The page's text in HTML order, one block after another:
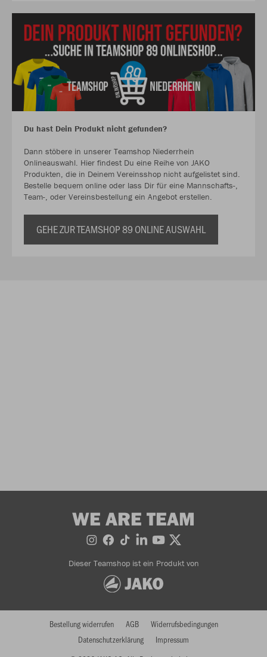
Du hast Dein Produkt nicht gefunden?
Dann stöbere in unserer Teamshop Niederrhein
Onlineauswahl. Hier findest Du eine Reihe von JAKO
Produkten, die in Deinem Vereinsshop nicht aufgelistet sind.
Bestelle bequem online oder lass Dir für eine Mannschafts-,
Team-, oder Vereinsbestellung ein Angebot erstellen.
GEHE ZUR TEAMSHOP 89 ONLINE AUSWAHL
WE ARE TEAM
Dieser Teamshop ist ein Produkt von
Bestellung widerrufen AGB
Widerrufsbedingungen
Datenschutzerklärung
Impressum